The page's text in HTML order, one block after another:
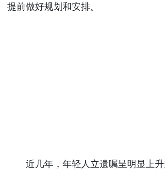
提前做好规划和安排。
近几年，年轻人立遗嘱呈明显上升